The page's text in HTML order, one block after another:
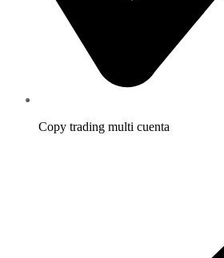
Copy trading multi cuenta